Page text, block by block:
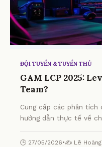
ĐỘI TUYỂN & TUYỂN THỦ
GAM LCP 2025:
Team?
Cung cấp các phân
hướng dẫn thực tế về
🕒 27/05/2026•✍️ Lê Hoàng